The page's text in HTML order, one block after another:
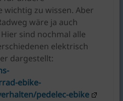
zu wissen. Aber
wäre ja auch
sind nochmal alle
elektrisch
dargestellt:
ebike-
pedelec-ebike